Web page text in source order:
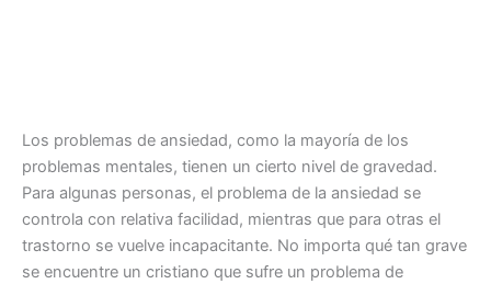
Los problemas de ansiedad, como la mayoría de los
problemas mentales, tienen un cierto nivel de gravedad.
Para algunas personas, el problema de la ansiedad se
controla con relativa facilidad, mientras que para otras el
trastorno se vuelve incapacitante. No importa qué tan grave
se encuentre un cristiano que sufre un problema de